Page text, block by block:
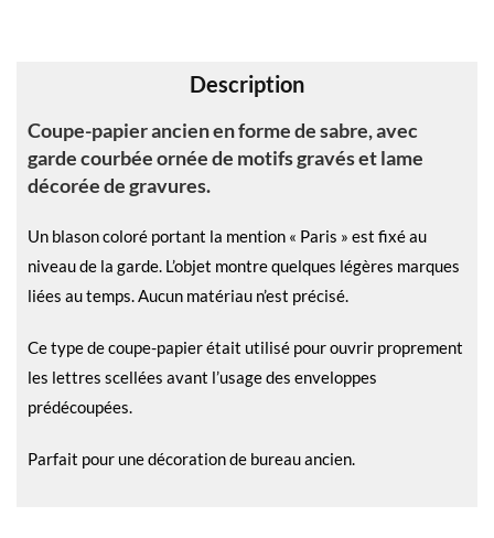
:
Description
Coupe-papier ancien en forme de sabre, avec
garde courbée ornée de motifs gravés et lame
décorée de gravures.
Un blason coloré portant la mention « Paris » est fixé au
niveau de la garde. L’objet montre quelques légères marques
liées au temps. Aucun matériau n’est précisé.
Ce type de coupe-papier était utilisé pour ouvrir proprement
les lettres scellées avant l’usage des enveloppes
prédécoupées.
Parfait pour une décoration de bureau ancien.